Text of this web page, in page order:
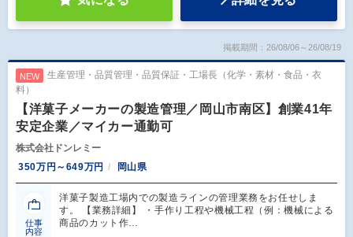
掲載期間：26/08/06～26/08/19
NEW
生産管理・品質管理・品質保証・工場長（化学・素材・食品・衣
料）
【洋菓子メーカーの製造管理／岡山市南区】創業41年
安定企業／マイカー通勤可
株式会社ドンレミー
350万円～649万円
岡山県
仕事
内容
洋菓子製造工場内での製造ラインの管理業務をお任せしま
す。 【業務詳細】 ・手作り工程や機械工程（例：機械による
商品のカット作…